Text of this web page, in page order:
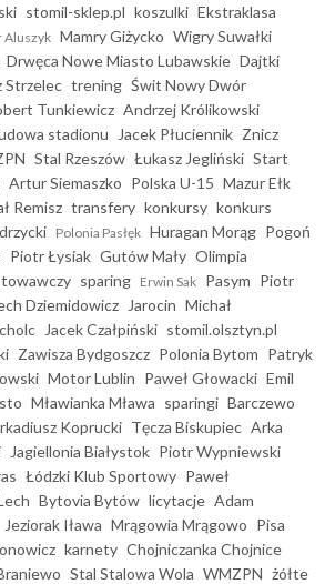
stomil-sklep.pl koszulki Ekstraklasa
Aluszyk Mamry Giżycko Wigry Suwałki
Drwęca Nowe Miasto Lubawskie Dajtki
Strzelec trening Świt Nowy Dwór
Tunkiewicz Andrzej Królikowski
stadionu Jacek Płuciennik Znicz
Stal Rzeszów Łukasz Jegliński Start
Artur Siemaszko Polska U-15 Mazur Ełk
Remisz transfery konkursy konkurs
Polonia Pasłęk Huragan Morąg Pogoń
Piotr Łysiak Gutów Mały Olimpia
sparing Erwin Sak Pasym Piotr
Dziemidowicz Jarocin Michał
Jacek Czałpiński stomil.olsztyn.pl
Zawisza Bydgoszcz Polonia Bytom Patryk
Motor Lublin Paweł Głowacki Emil
Mławianka Mława sparingi Barczewo
Koprucki Tęcza Biskupiec Arka
Jagiellonia Białystok Piotr Wypniewski
Łódzki Klub Sportowy Paweł
Bytovia Bytów licytacje Adam
Jeziorak Iława Mrągowia Mrągowo Pisa
karnety Chojniczanka Chojnice
Stal Stalowa Wola WMZPN żółte